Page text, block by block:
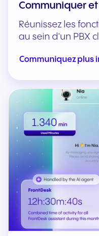
Communiquer
Réunissez les
au sein d'un PBX
Communiquez plus